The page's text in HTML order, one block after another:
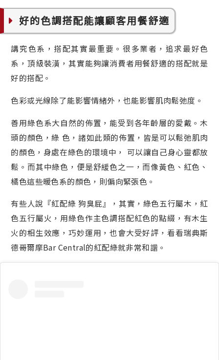
好的色調搭配能讓顧客用餐舒適
講究色系，搭配其實最重要。很多業者，追求最好色
系，頂級裝潢，其實能夠讓消費者用餐舒適的搭配就是
好的搭配。
色彩或光線除了能影響情緒外，也能影響肌肉鬆弛度。
善用綠色系大自然的佈置，能受到各年齡層的愛戴。木
頭的顏色，綠 色，諸如此類的佈置，皆是可以鬆弛肌肉
的顏色，身處在綠色的環境中， 可以讓自己身心靈都放
鬆。而其中綠色，便是舒緩色之一，而像黃色、紅色、
橘色這些暖色系的顏色，則偏向緊張色。
有些人說『紅配綠 狗臭屁』，其實，綠色五行屬木，紅
色五行屬火，用綠色作主色調搭配紅色的點綴，有木生
火的相生效應，巧妙運用，也會大受好評，看看瑞典斯
德哥爾摩Bar Central的紅配綠就非常和諧。